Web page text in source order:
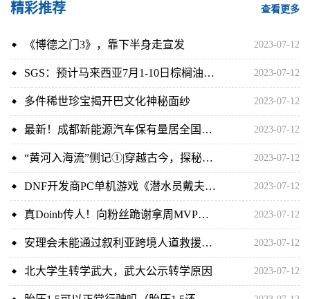
精彩推荐 查看更多
《博德之门3》，靠下半身走宣发 2023-07-12
SGS：预计马来西亚7月1-10日棕榈油出口环比增加17.18% 2023-07-12
多件稀世珍宝揭开巴文化神秘面纱 2023-07-12
最新！成都新能源汽车保有量居全国城市第六 2023-07-12
“黄河入海流”侧记①|穿越古今，探秘菏泽这阙大河诗篇|新浪 2023-07-12
DNF开发商PC单机游戏《潜水员戴夫》累计销量突破100万张 2023-07-12
真Doinb传人！向粉丝跪谢拿周MVP！TT韩援中单太良心了 2023-07-12
安理会未能通过叙利亚跨境人道救援授权延期决议草案 2023-07-12
北大学生转学武大，武大公示转学原因 2023-07-12